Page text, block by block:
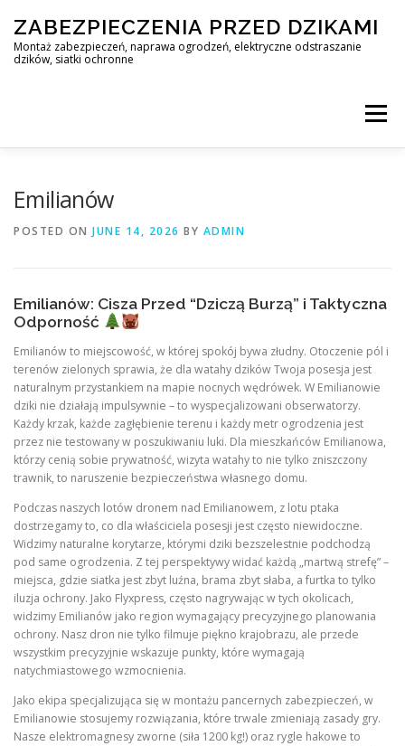
content
ZABEZPIECZENIA PRZED DZIKAMI
Montaż zabezpieczeń, naprawa ogrodzeń, elektryczne odstraszanie
dzików, siatki ochronne
Menu
ZABEZPIECZENIA PRZED DZIKAMI BLOG
KONTAKT
Emilianów
POSTED ON JUNE 14, 2026 BY ADMIN
Emilianów: Cisza Przed “Dziczą Burzą” i Taktyczna
Odporność
Emilianów to miejscowość, w której spokój bywa złudny. Otoczenie pól i
terenów zielonych sprawia, że dla watahy dzików Twoja posesja jest
naturalnym przystankiem na mapie nocnych wędrówek. W Emilianowie
dziki nie działają impulsywnie – to wyspecjalizowani obserwatorzy.
Każdy krzak, każde zagłębienie terenu i każdy metr ogrodzenia jest
przez nie testowany w poszukiwaniu luki. Dla mieszkańców Emilianowa,
którzy cenią sobie prywatność, wizyta watahy to nie tylko zniszczony
trawnik, to naruszenie bezpieczeństwa własnego domu.
Podczas naszych lotów dronem nad Emilianowem, z lotu ptaka
dostrzegamy to, co dla właściciela posesji jest często niewidoczne.
Widzimy naturalne korytarze, którymi dziki bezszelestnie podchodzą
pod same ogrodzenia. Z tej perspektywy widać każdą „martwą strefę” –
miejsca, gdzie siatka jest zbyt luźna, brama zbyt słaba, a furtka to tylko
iluzja ochrony. Jako Flyxpress, często nagrywając w tych okolicach,
widzimy Emilianów jako region wymagający precyzyjnego planowania
ochrony. Nasz dron nie tylko filmuje piękno krajobrazu, ale przede
wszystkim precyzyjnie wskazuje punkty, które wymagają
natychmiastowego wzmocnienia.
Jako ekipa specjalizująca się w montażu pancernych zabezpieczeń, w
Emilianowie stosujemy rozwiązania, które trwale zmieniają zasady gry.
Nasze elektromagnesy zworne (siła 1200 kg!) oraz rygle hakowe to